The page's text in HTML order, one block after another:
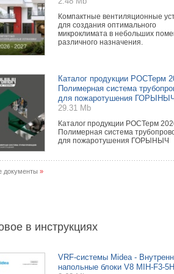
Компактные вентиляционные
для создания оптимального
микроклимата в небольших
различного назначения.
Каталог продукции РОСТерм
Полимерная система
для пожаротушения
29.31 Mb
Каталог продукции РОСТерм
Полимерная система
для пожаротушения ГОРЫНЫЧ
документы »
в инструкциях
VRF-системы Midea -
напольные блоки V8 MIH-F3-